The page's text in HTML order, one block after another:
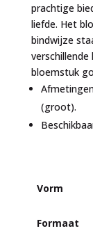
prachtige
liefde. Het
bindwijze
bloemstuk
(groot).
Vorm
Formaat